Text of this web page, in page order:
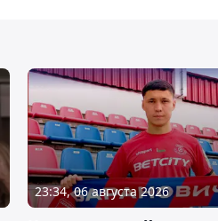
23:34, 06 августа 2026